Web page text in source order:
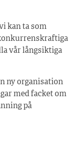
kan ta som
vår långsiktiga
ny organisation
med facket om
på